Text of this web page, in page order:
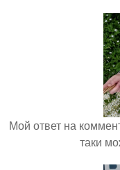
Мой ответ на
таки